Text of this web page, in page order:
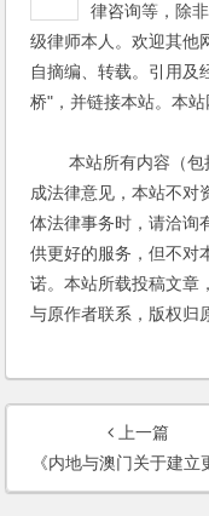
律咨询等，除
级律师本人。欢迎其他
自摘编、转载。引用及
桥"，并链接本站。本
本站所有内容（包括
成法律意见，本站不对
体法律事务时，请洽询
供更好的服务，但不对
诺。本站所载投稿文章
与原作者联系，版权归
上一篇
《内地与澳门关于建立更紧密经贸关系的安排》服务贸易